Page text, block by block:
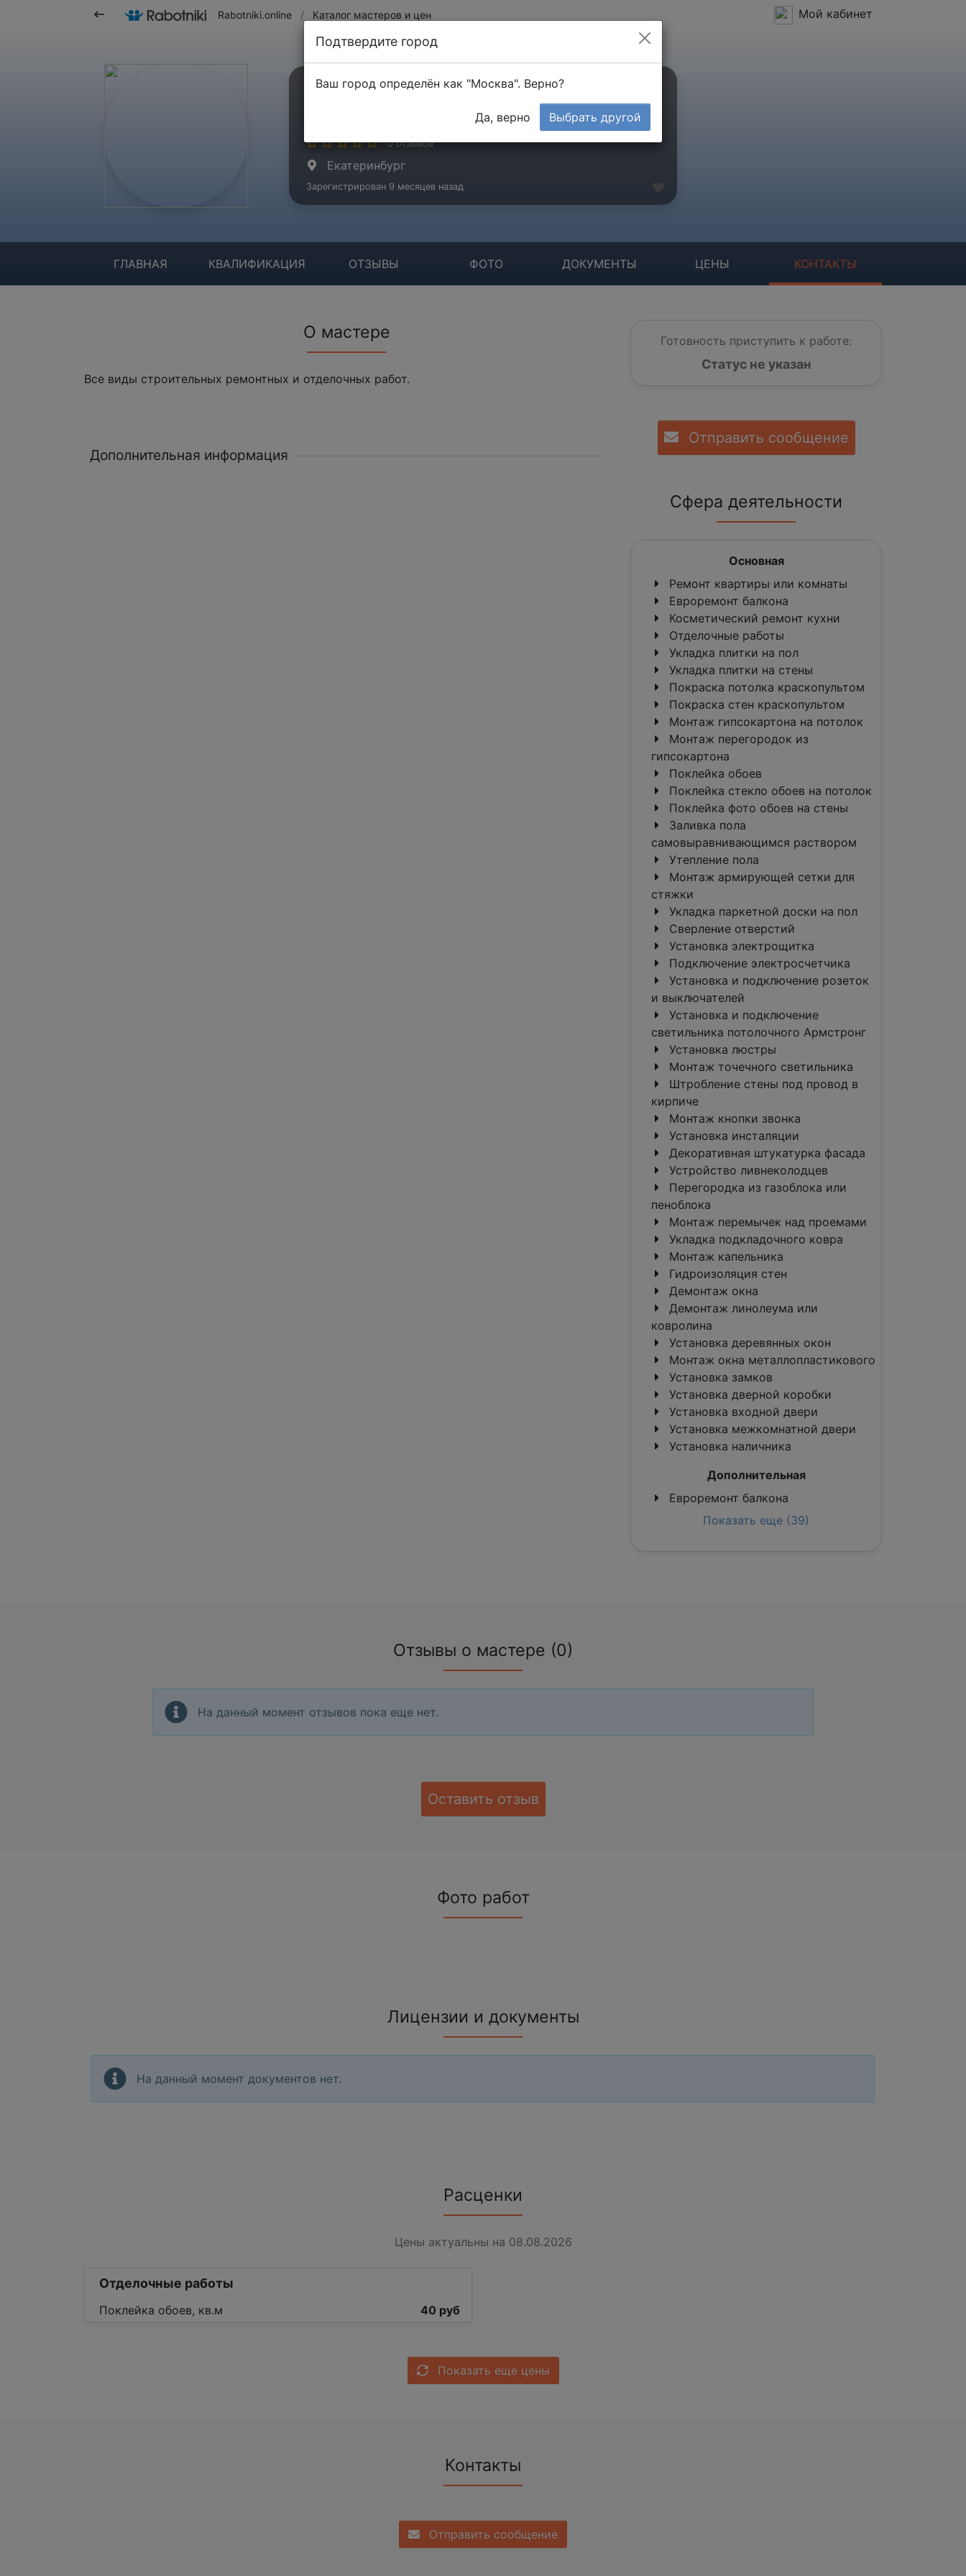
Rabotniki.online / Каталог мастеров и цен Мой кабинет
РемТехСтрой
0 отзывов
Екатеринбург
Зарегистрирован 9 месяцев назад
ГЛАВНАЯ КВАЛИФИКАЦИЯ ОТЗЫВЫ ФОТО ДОКУМЕНТЫ ЦЕНЫ КОНТАКТЫ
О мастере
Все виды строительных ремонтных и отделочных работ.
Дополнительная информация
Готовность приступить к работе:
Статус не указан
Отправить сообщение
Сфера деятельности
Основная
Ремонт квартиры или комнаты
Евроремонт балкона
Косметический ремонт кухни
Отделочные работы
Укладка плитки на пол
Укладка плитки на стены
Покраска потолка краскопультом
Покраска стен краскопультом
Монтаж гипсокартона на потолок
Монтаж перегородок из
гипсокартона
Поклейка обоев
Поклейка стекло обоев на потолок
Поклейка фото обоев на стены
Заливка пола
самовыравнивающимся раствором
Утепление пола
Монтаж армирующей сетки для
стяжки
Укладка паркетной доски на пол
Сверление отверстий
Установка электрощитка
Подключение электросчетчика
Установка и подключение розеток
и выключателей
Установка и подключение
светильника потолочного Армстронг
Установка люстры
Монтаж точечного светильника
Штробление стены под провод в
кирпиче
Монтаж кнопки звонка
Установка инсталяции
Декоративная штукатурка фасада
Устройство ливнеколодцев
Перегородка из газоблока или
пеноблока
Монтаж перемычек над проемами
Укладка подкладочного ковра
Монтаж капельника
Гидроизоляция стен
Демонтаж окна
Демонтаж линолеума или
ковролина
Установка деревянных окон
Монтаж окна металлопластикового
Установка замков
Установка дверной коробки
Установка входной двери
Установка межкомнатной двери
Установка наличника
Дополнительная
Евроремонт балкона
Показать еще (39)
Отзывы о мастере (0)
На данный момент отзывов пока еще нет.
Оставить отзыв
Фото работ
Лицензии и документы
На данный момент документов нет.
Расценки
Цены актуальны на 08.08.2026
Отделочные работы
Поклейка обоев, кв.м 40 руб
Показать еще цены
Контакты
Отправить сообщение
Подтвердите город
Ваш город определён как "Москва". Верно?
Да, верно Выбрать другой